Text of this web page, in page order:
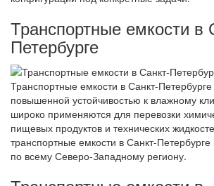
Транспортные емкости в
Петербурге
Транспортные емкости в Санкт-
повышенной устойчивостью к влажному
широко применяются для перевозки
пищевых продуктов и технических
транспортные емкости в Санкт-
по всему Северо-Западному региону.